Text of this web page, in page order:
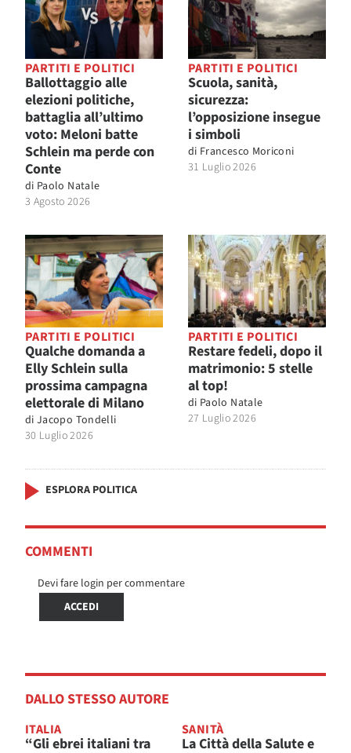
PARTITI E POLITICI
Ballottaggio alle
elezioni politiche,
battaglia all’ultimo
voto: Meloni batte
Schlein ma perde con
Conte
di Paolo Natale
3 Agosto 2026
PARTITI E POLITICI
Scuola, sanità,
sicurezza:
l’opposizione insegue
i simboli
di Francesco Moriconi
31 Luglio 2026
PARTITI E POLITICI
Qualche domanda a
Elly Schlein sulla
prossima campagna
elettorale di Milano
di Jacopo Tondelli
30 Luglio 2026
PARTITI E POLITICI
Restare fedeli, dopo il
matrimonio: 5 stelle
al top!
di Paolo Natale
27 Luglio 2026
ESPLORA POLITICA
COMMENTI
Devi fare login per commentare
ACCEDI
DALLO STESSO AUTORE
ITALIA
“Gli ebrei italiani tra
SANITÀ
La Città della Salute e